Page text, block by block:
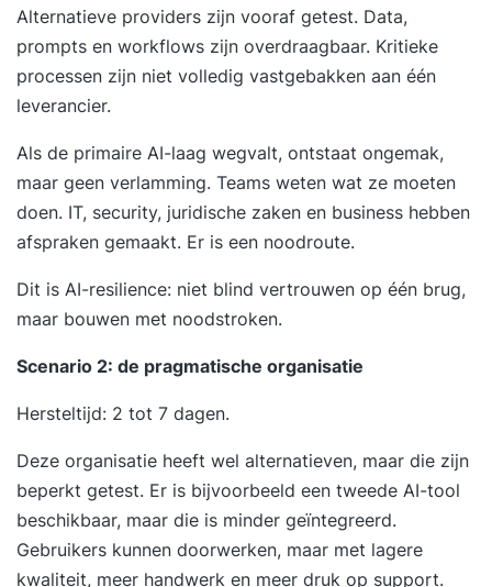
Alternatieve providers zijn vooraf getest. Data,
prompts en workflows zijn overdraagbaar. Kritieke
processen zijn niet volledig vastgebakken aan één
leverancier.
Als de primaire AI-laag wegvalt, ontstaat ongemak,
maar geen verlamming. Teams weten wat ze moeten
doen. IT, security, juridische zaken en business hebben
afspraken gemaakt. Er is een noodroute.
Dit is AI-resilience: niet blind vertrouwen op één brug,
maar bouwen met noodstroken.
Scenario 2: de pragmatische organisatie
Hersteltijd: 2 tot 7 dagen.
Deze organisatie heeft wel alternatieven, maar die zijn
beperkt getest. Er is bijvoorbeeld een tweede AI-tool
beschikbaar, maar die is minder geïntegreerd.
Gebruikers kunnen doorwerken, maar met lagere
kwaliteit, meer handwerk en meer druk op support.